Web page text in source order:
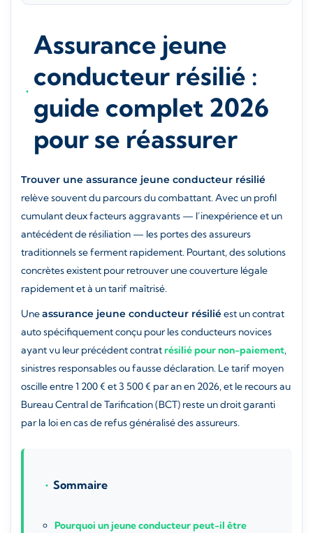
Assurance jeune
conducteur résilié :
guide complet 2026
pour se réassurer
Trouver une assurance jeune conducteur résilié
relève souvent du parcours du combattant. Avec un profil
cumulant deux facteurs aggravants — l’inexpérience et un
antécédent de résiliation — les portes des assureurs
traditionnels se ferment rapidement. Pourtant, des solutions
concrètes existent pour retrouver une couverture légale
rapidement et à un tarif maîtrisé.
Uneassurance jeune conducteur résiliéest un contrat
auto spécifiquement conçu pour les conducteurs novices
ayant vu leur précédent contratrésilié pour non-paiement,
sinistres responsables ou fausse déclaration. Le tarif moyen
oscille entre 1 200 € et 3 500 € par an en 2026, et le recours au
Bureau Central de Tarification (BCT) reste un droit garanti
par la loi en cas de refus généralisé des assureurs.
Sommaire
Pourquoi un jeune conducteur peut-il être